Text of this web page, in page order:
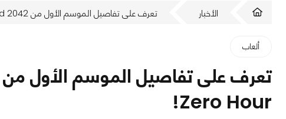
الأخبار تعرف على تفاصيل الموسم الأول من Battlefield 2042 بعنوان Zero Hour!
ألعاب
Zero Hour!